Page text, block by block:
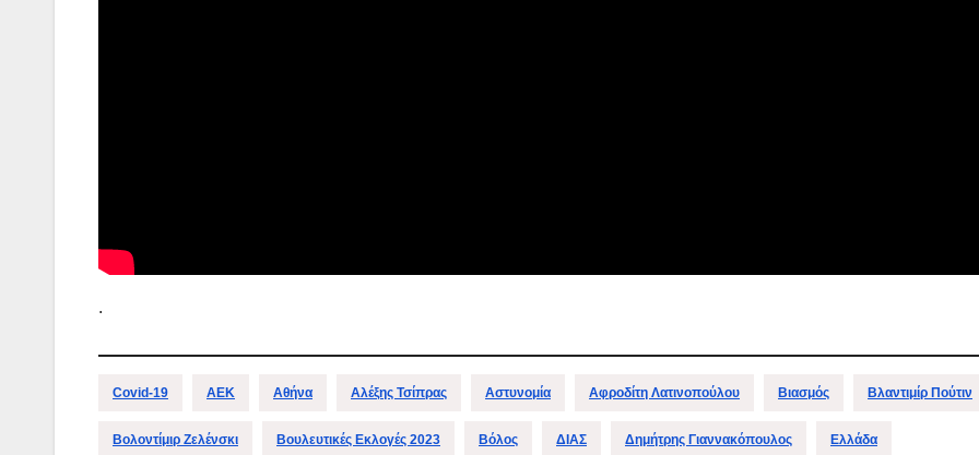
.
Covid-19 ΑΕΚ Αθήνα Αλέξης Τσίπρας Αστυνομία Αφροδίτη Λατινοπούλου Βιασμός Βλαντιμίρ Πούτιν
Βολοντίμιρ Ζελένσκι Βουλευτικές Εκλογές 2023 Βόλος ΔΙΑΣ Δημήτρης Γιαννακόπουλος Ελλάδα